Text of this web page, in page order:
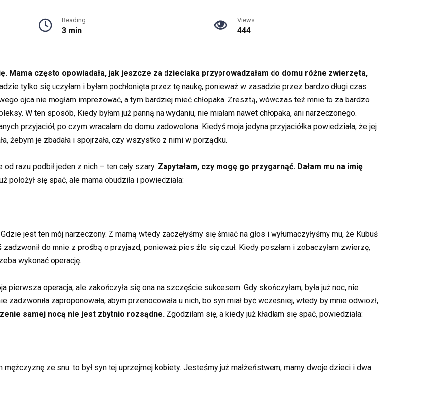
Reading
3 min
Views
444
Mama często opowiadała, jak jeszcze za dzieciaka przyprowadzałam do domu różne zwierzęta,
tylko się uczyłam i byłam pochłonięta przez tę naukę, ponieważ w zasadzie przez bardzo długi czas
ojca nie mogłam imprezować, a tym bardziej mieć chłopaka. Zresztą, wówczas też mnie to za bardzo
W ten sposób, Kiedy byłam już panną na wydaniu, nie miałam nawet chłopaka, ani narzeczonego.
przyjaciół, po czym wracałam do domu zadowolona. Kiedyś moja jedyna przyjaciółka powiedziała, że jej
żebym je zbadała i spojrzała, czy wszystko z nimi w porządku.
razu podbił jeden z nich – ten cały szary. Zapytałam, czy mogę go przygarnąć. Dałam mu na imię
położył się spać, ale mama obudziła i powiedziała:
jest ten mój narzeczony. Z mamą wtedy zaczęłyśmy się śmiać na głos i wyłumaczyłyśmy mu, że Kubuś
do mnie z prośbą o przyjazd, ponieważ pies źle się czuł. Kiedy poszłam i zobaczyłam zwierzę,
wykonać operację.
pierwsza operacja, ale zakończyła się ona na szczęście sukcesem. Gdy skończyłam, była już noc, nie
zadzwoniła zaproponowała, abym przenocowała u nich, bo syn miał być wcześniej, wtedy by mnie odwiózł,
samej nocą nie jest zbytnio rozsądne. Zgodziłam się, a kiedy już kładłam się spać, powiedziała:
mężczyznę ze snu: to był syn tej uprzejmej kobiety. Jesteśmy już małżeństwem, mamy dwoje dzieci i dwa